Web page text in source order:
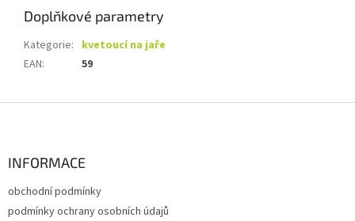
Doplňkové parametry
Kategorie: kvetoucí na jaře
EAN: 59
INFORMACE
obchodní podmínky
podmínky ochrany osobních údajů